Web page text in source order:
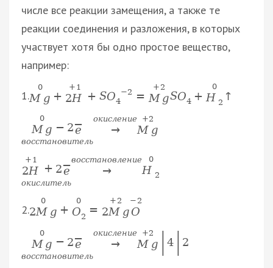
числе все реакции замещения, а также те
реакции соединения и разложения, в которых
участвует хотя бы одно простое вещество,
например:
1.
0
M g +
+ 1
2H + SO4
−2 =
+ 2
M gSO4 +
0
H 2
↑
0
M g − 2−
e
восстановитель
окисление
→
+2
M g
+ 1
2H + 2−
e
окислите ль
восстановление
→
0
H 2
2.
0
2M g +
0
O2
=
+ 2
2M g
− 2
O
0
M g − 2−
e
восстановите ль
окисление
→
+2
M g | 4 | 2